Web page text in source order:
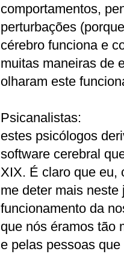
comportamentos,
perturbações
cérebro funciona e
muitas maneiras de
olharam este
Psicanalistas:
estes psicólogos
software cerebral
XIX. É claro que eu,
me deter mais neste
funcionamento da
que nós éramos tão
e pelas pessoas